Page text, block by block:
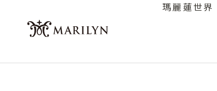
瑪麗蓮世界